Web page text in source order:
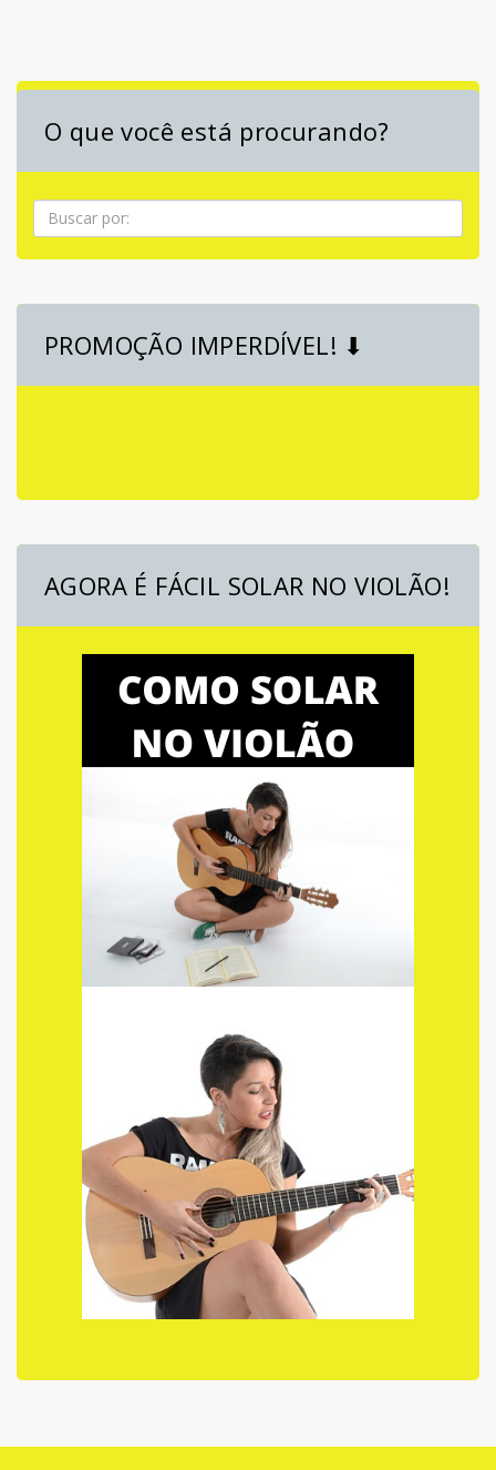
O que você está procurando?
Pesquisa
PROMOÇÃO IMPERDÍVEL! ⬇
AGORA É FÁCIL SOLAR NO VIOLÃO!